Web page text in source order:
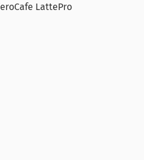
LattePro